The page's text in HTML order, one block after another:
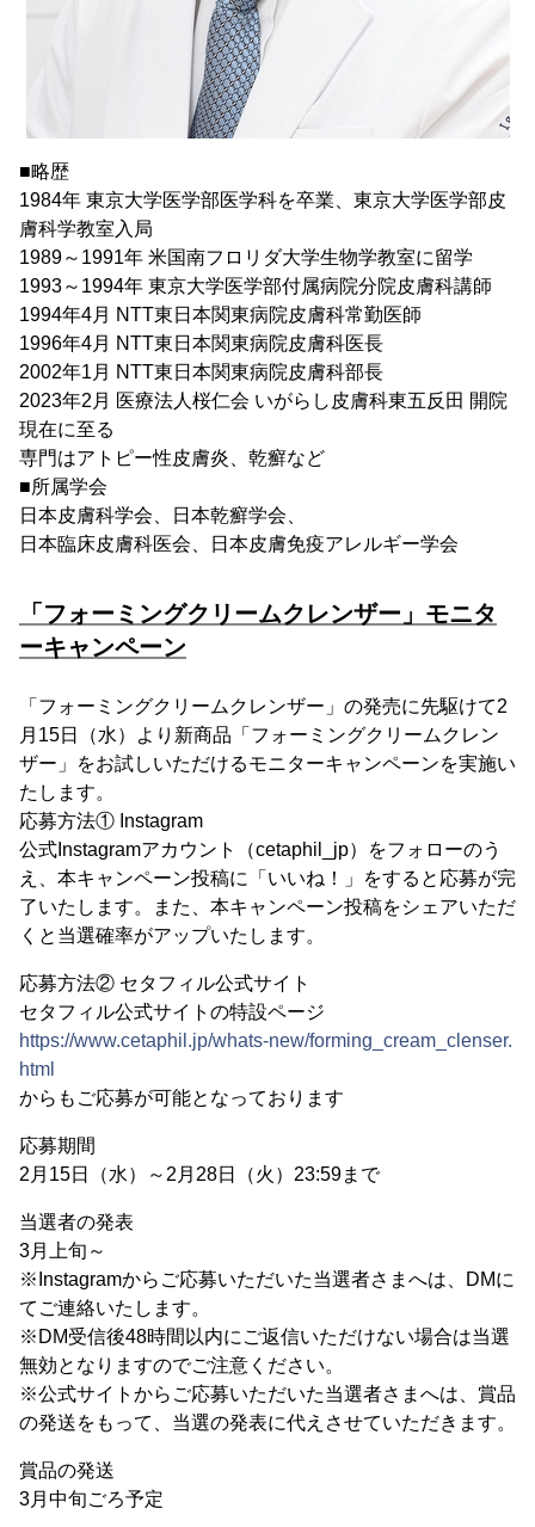
■略歴
1984年 東京大学医学部医学科を卒業、東京大学医学部皮
膚科学教室入局
1989～1991年 米国南フロリダ大学生物学教室に留学
1993～1994年 東京大学医学部付属病院分院皮膚科講師
1994年4月 NTT東日本関東病院皮膚科常勤医師
1996年4月 NTT東日本関東病院皮膚科医長
2002年1月 NTT東日本関東病院皮膚科部長
2023年2月 医療法人桜仁会 いがらし皮膚科東五反田 開院
現在に至る
専門はアトピー性皮膚炎、乾癬など
■所属学会
日本皮膚科学会、日本乾癬学会、
日本臨床皮膚科医会、日本皮膚免疫アレルギー学会
「フォーミングクリームクレンザー」モニタ
ーキャンペーン
「フォーミングクリームクレンザー」の発売に先駆けて2
月15日（水）より新商品「フォーミングクリームクレン
ザー」をお試しいただけるモニターキャンペーンを実施い
たします。
応募方法① Instagram
公式Instagramアカウント（cetaphil_jp）をフォローのう
え、本キャンペーン投稿に「いいね！」をすると応募が完
了いたします。また、本キャンペーン投稿をシェアいただ
くと当選確率がアップいたします。
応募方法② セタフィル公式サイト
セタフィル公式サイトの特設ページ
https://www.cetaphil.jp/whats-new/forming_cream_clenser.
html
からもご応募が可能となっております
応募期間
2月15日（水）～2月28日（火）23:59まで
当選者の発表
3月上旬～
※Instagramからご応募いただいた当選者さまへは、DMに
てご連絡いたします。
※DM受信後48時間以内にご返信いただけない場合は当選
無効となりますのでご注意ください。
※公式サイトからご応募いただいた当選者さまへは、賞品
の発送をもって、当選の発表に代えさせていただきます。
賞品の発送
3月中旬ごろ予定